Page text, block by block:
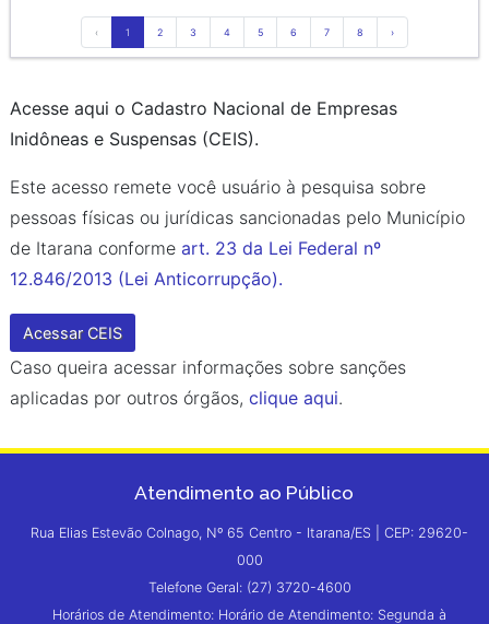
‹ 1 2 3 4 5 6 7 8 ›
Acesse aqui o Cadastro Nacional de Empresas
Inidôneas e Suspensas (CEIS).
Este acesso remete você usuário à pesquisa sobre
pessoas físicas ou jurídicas sancionadas pelo Município
de Itarana conforme art. 23 da Lei Federal nº
12.846/2013 (Lei Anticorrupção).
Acessar CEIS
Caso queira acessar informações sobre sanções
aplicadas por outros órgãos, clique aqui.
Atendimento ao Público
Rua Elias Estevão Colnago, Nº 65 Centro - Itarana/ES | CEP: 29620-
000
Telefone Geral: (27) 3720-4600
Horários de Atendimento: Horário de Atendimento: Segunda à